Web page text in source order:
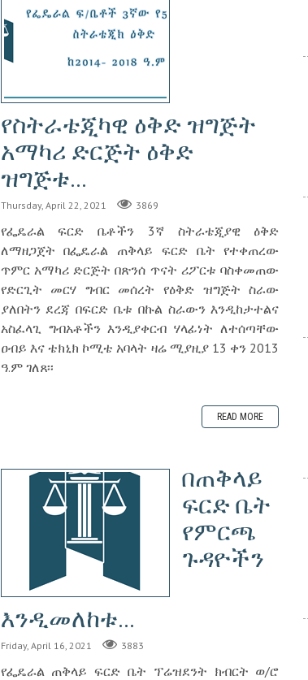
የስትራቴጂካዊ ዕቅድ ዝግጅት
አማካሪ ድርጅት ዕቅድ
ዝግጅቱ...
Thursday, April 22, 2021 3869
የፌዴራል ፍርድ ቤቶችን 3ኛ ስትራቴጂያዊ ዕቅድ
ለማዘጋጀት በፌዴራል ጠቅላይ ፍርድ ቤት የተቀጠረው
ጥምር አማካሪ ድርጅት በጽንሰ ጥናት ሪፖርቱ ባስቀመጠው
የድርጊት መርሃ ግብር መሰረት የዕቅድ ዝግጅት ስራው
ያለበትን ደረጃ በፍርድ ቤቱ በኩል ስራውን እንዲከታተልና
አስፈላጊ ግብአቶችን እንዲያቀርብ ሃላፊነት ለተሰጣቸው
ዐብይ እና ቴክኒክ ኮሚቴ አባላት ዛሬ ሚያዚያ 13 ቀን 2013
ዓ.ም ገለጸ፡፡
READ MORE
በጠቅላይ
ፍርድ ቤት
የምርጫ
ጉዳዮችን
እንዲመለከቱ...
Friday, April 16, 2021 3883
የፌዴራል ጠቅላይ ፍርድ ቤት ፕሬዝደንት ክብርት ወ/ሮ